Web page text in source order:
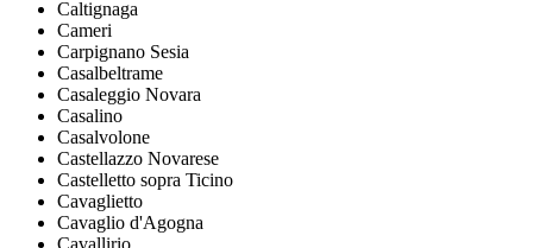
Caltignaga
Cameri
Carpignano Sesia
Casalbeltrame
Casaleggio Novara
Casalino
Casalvolone
Castellazzo Novarese
Castelletto sopra Ticino
Cavaglietto
Cavaglio d'Agogna
Cavallirio